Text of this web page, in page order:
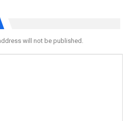
will not be published.